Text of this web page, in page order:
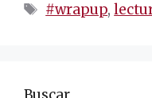
Etiquetas
#wrapup,
Buscar